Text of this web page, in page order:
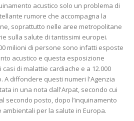
acustico solo un problema di
rumore che accompagna la
soprattutto nelle aree metropolitane
sulla salute di tantissimi europei.
milioni di persone sono infatti esposte
acustico e questa esposizione
di malattie cardiache e a 12.000
A diffondere questi numeri l'Agenzia
in una nota dall'Arpat, secondo cui
secondo posto, dopo l’inquinamento
ambientali per la salute in Europa.